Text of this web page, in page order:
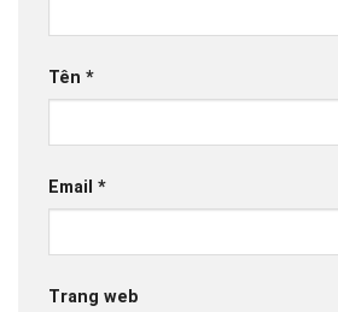
Tên *
Email *
Trang web